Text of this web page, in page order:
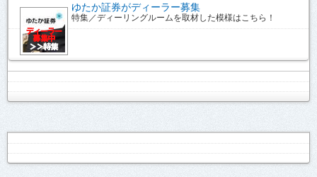
ゆたか証券がディーラー募集
特集／ディーリングルームを取材した模様はこちら！